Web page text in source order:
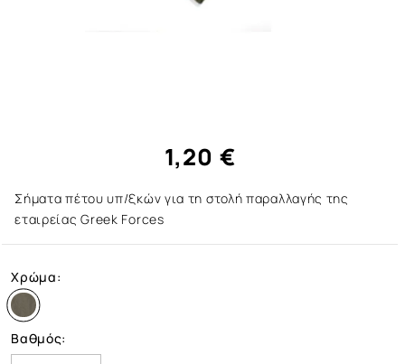
1,20 €
Σήματα πέτου υπ/ξκών για τη στολή παραλλαγής της
εταιρείας Greek Forces
Χρώμα:
Βαθμός: